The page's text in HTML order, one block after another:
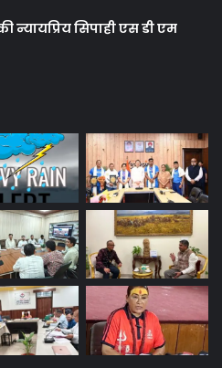
न्यायप्रिय सिपाही एस डी एम